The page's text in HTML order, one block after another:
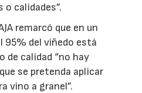
calidades”.
remarcó que en un
95% del viñedo está
de calidad “no hay
se pretenda aplicar
vino a granel”.